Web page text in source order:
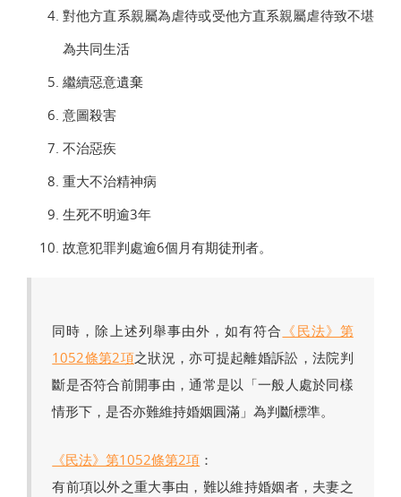
對他方直系親屬為虐待或受他方直系親屬虐待致不堪
為共同生活
繼續惡意遺棄
意圖殺害
不治惡疾
重大不治精神病
生死不明逾3年
故意犯罪判處逾6個月有期徒刑者。
同時，除上述列舉事由外，如有符合 《民法》第
1052條第2項之狀況，亦可提起離婚訴訟，法院判
斷是否符合前開事由，通常是以「一般人處於同樣
情形下，是否亦難維持婚姻圓滿」為判斷標準。
《民法》第1052條第2項 ：
有前項以外之重大事由，難以維持婚姻者，夫妻之